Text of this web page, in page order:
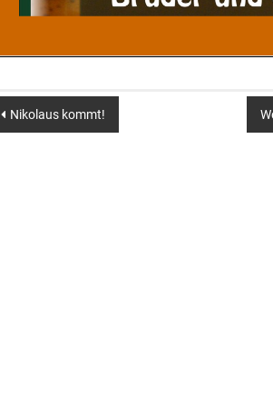
Post
Nikolaus kommt!